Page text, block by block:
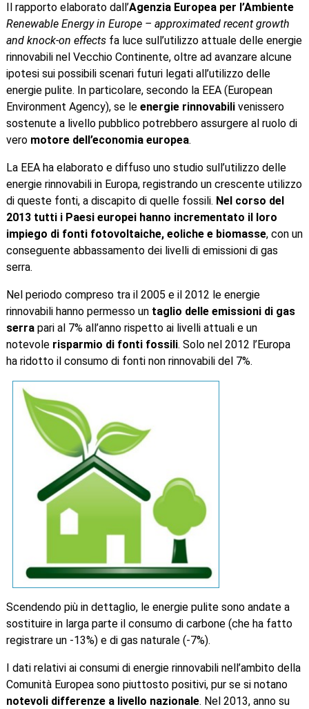
Il rapporto elaborato dall’Agenzia Europea per l’Ambiente
Renewable Energy in Europe – approximated recent growth
and knock-on effectsfa luce sull’utilizzo attuale delle energie
rinnovabili nel Vecchio Continente, oltre ad avanzare alcune
ipotesi sui possibili scenari futuri legati all’utilizzo delle
energie pulite. In particolare, secondo la EEA (European
Environment Agency), se le energie rinnovabilivenissero
sostenute a livello pubblico potrebbero assurgere al ruolo di
veromotore dell’economia europea.
La EEA ha elaborato e diffuso uno studio sull’utilizzo delle
energie rinnovabili in Europa, registrando un crescente utilizzo
di queste fonti, a discapito di quelle fossili. Nel corso del
2013 tutti i Paesi europei hanno incrementato il loro
impiego di fonti fotovoltaiche, eoliche e biomasse, con un
conseguente abbassamento dei livelli di emissioni di gas
serra.
Nel periodo compreso tra il 2005 e il 2012 le energie
rinnovabili hanno permesso untaglio delle emissioni di gas
serrapari al 7% all’anno rispetto ai livelli attuali e un
notevole risparmio di fonti fossili. Solo nel 2012 l’Europa
ha ridotto il consumo di fonti non rinnovabili del 7%.
Scendendo più in dettaglio, le energie pulite sono andate a
sostituire in larga parte il consumo di carbone (che ha fatto
registrare un -13%) e di gas naturale (-7%).
I dati relativi ai consumi di energie rinnovabili nell’ambito della
Comunità Europea sono piuttosto positivi, pur se si notano
notevoli differenze a livello nazionale. Nel 2013, anno su